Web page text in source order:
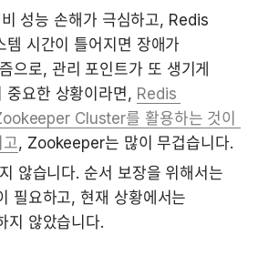
성능 손해가 극심하고, Redis
시간이 틀어지면 장애가
으로, 관리 포인트가 또 생기게
중요한 상황이라면, Redis
Cluster를 활용하는 것이
, Zookeeper는 많이 무겁습니다.
않습니다. 순서 보장을 위해서는
필요하고, 현재 상황에서는
지 않았습니다.